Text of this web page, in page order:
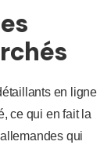
en ligne
ce qui en fait la
qui